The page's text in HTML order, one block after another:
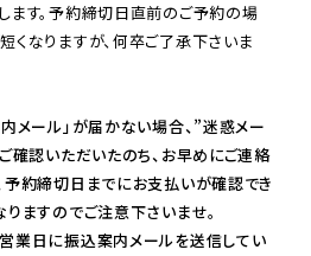
ます。予約締切日直前のご予約の場
くなりますが、何卒ご了承下さいま
メール」が届かない場合、”迷惑メー
確認いただいたのち、お早めにご連絡
予約締切日までにお支払いが確認でき
ますのでご注意下さいませ。
業日に振込案内メールを送信してい